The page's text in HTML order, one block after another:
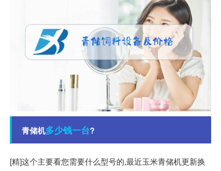
青储机多少钱一台?
[精]这个主要看您需要什么型号的,最近玉米青储机更新换